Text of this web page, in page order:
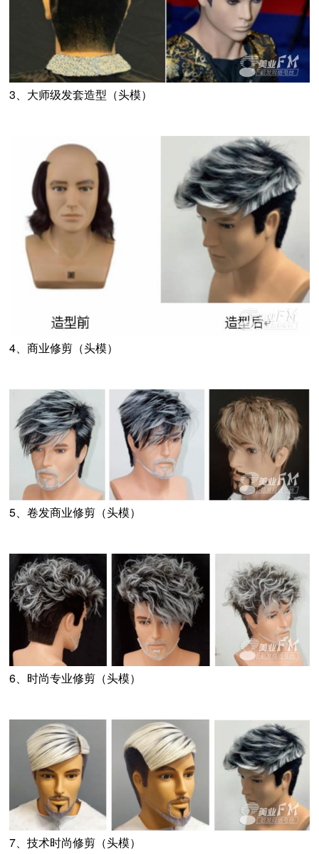
3、大师级发套造型（头模）
4、商业修剪（头模）
5、卷发商业修剪（头模）
6、时尚专业修剪（头模）
7、技术时尚修剪（头模）